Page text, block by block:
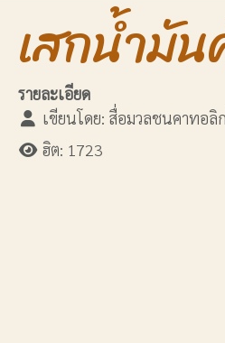
เสกน้ำมั
รายละเอียด
เขียนโดย: สื่อมวลชนคาทอลิ
ฮิต: 1723